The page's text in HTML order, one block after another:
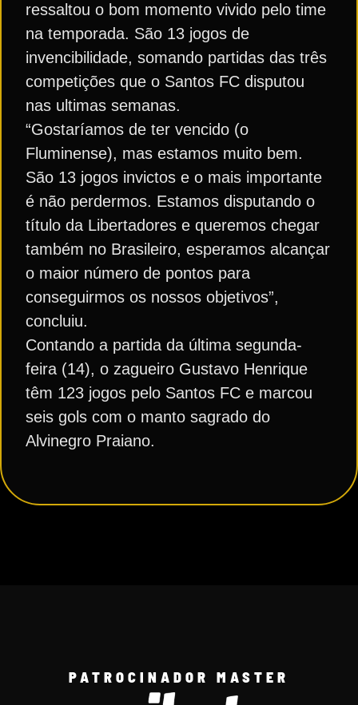
ressaltou o bom momento vivido pelo time
na temporada. São 13 jogos de
invencibilidade, somando partidas das três
competições que o Santos FC disputou
nas ultimas semanas.
“Gostaríamos de ter vencido (o
Fluminense), mas estamos muito bem.
São 13 jogos invictos e o mais importante
é não perdermos. Estamos disputando o
título da Libertadores e queremos chegar
também no Brasileiro, esperamos alcançar
o maior número de pontos para
conseguirmos os nossos objetivos”,
concluiu.
Contando a partida da última segunda-
feira (14), o zagueiro Gustavo Henrique
têm 123 jogos pelo Santos FC e marcou
seis gols com o manto sagrado do
Alvinegro Praiano.
PATROCINADOR MASTER